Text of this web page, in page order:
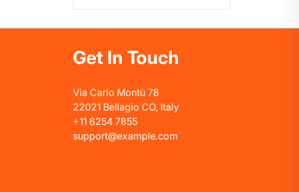
Get In Touch
Via Carlo Montù 78
22021 Bellagio CO, Italy
+11 6254 7855
support@example.com